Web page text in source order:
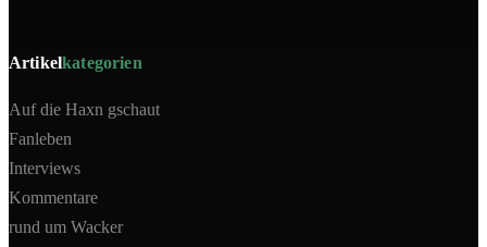
Artikelkategorien
Auf die Haxn gschaut
Fanleben
Interviews
Kommentare
rund um Wacker